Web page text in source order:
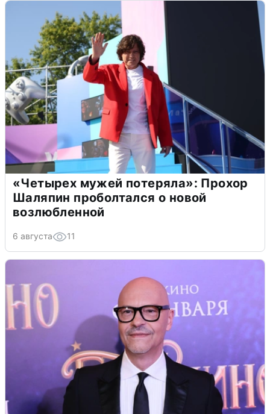
«Четырех мужей потеряла»: Прохор
Шаляпин проболтался о новой
возлюбленной
6 августа 11